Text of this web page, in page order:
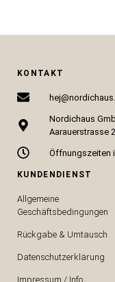
KONTAKT
Nordichaus
Aarauerstrasse
Öffnungszeiten
KUNDENDIENST
Allgemeine
Geschäftsbedingungen
Rückgabe & Umtausch
Datenschutzerklärung
Impressum / Info